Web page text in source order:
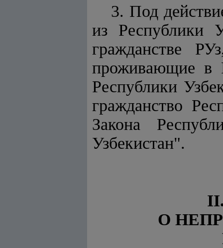
3. Под
из Республики
гражданстве
проживающие в
Республики
гражданство
Закона
Узбекистан".
О